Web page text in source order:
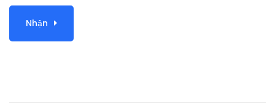
Nhận